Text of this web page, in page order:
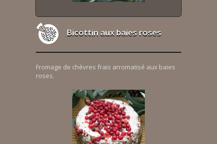
Bicottin aux baies roses
Fromage de chèvres frais arromatisé aux baies
roses.